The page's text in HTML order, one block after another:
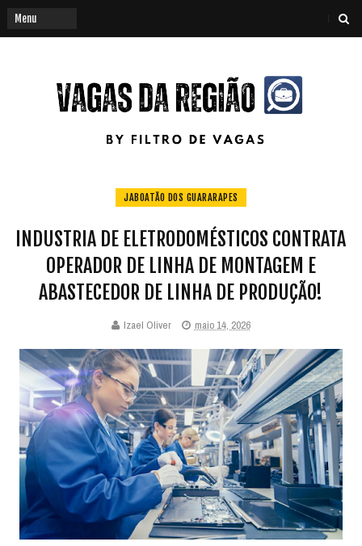
JABOATÃO DOS GUARARAPES
INDUSTRIA DE ELETRODOMÉSTICOS CONTRATA
OPERADOR DE LINHA DE MONTAGEM E
ABASTECEDOR DE LINHA DE PRODUÇÃO!
Izael Oliver maio 14, 2026